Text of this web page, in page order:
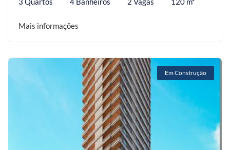
Mais informações
Em Construção